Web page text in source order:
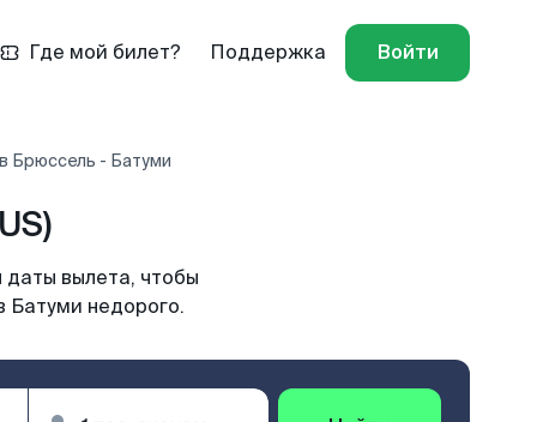
Где мой билет? Поддержка Войти
Брюссель - Батуми
вылета, чтобы
Батуми недорого.